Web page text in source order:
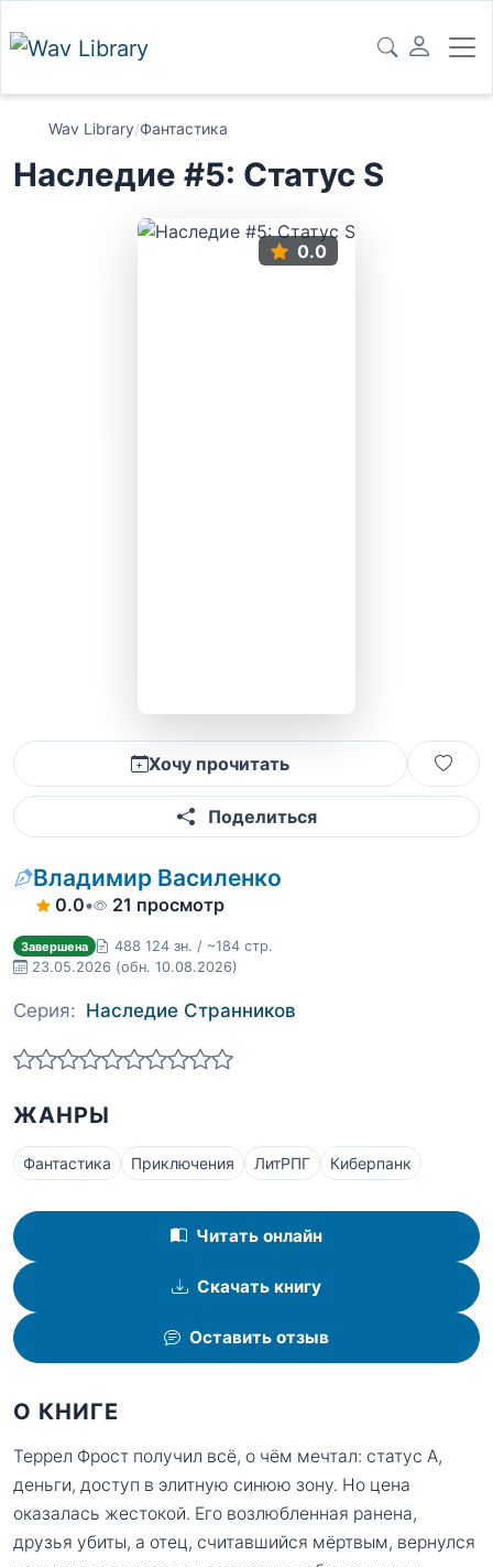
Wav Library/Фантастика
Наследие #5: Статус S
0.0
Хочу прочитать
Поделиться
Владимир Василенко
0.0• 21 просмотр
Завершена
488 124 зн. / ~184 стр.
23.05.2026 (обн. 10.08.2026)
Серия: Наследие Странников
ЖАНРЫ
Фантастика Приключения ЛитРПГ Киберпанк
Читать онлайн
Скачать книгу
Оставить отзыв
О КНИГЕ
Террел Фрост получил всё, о чём мечтал: статус А,
деньги, доступ в элитную синюю зону. Но цена
оказалась жестокой. Его возлюбленная ранена,
друзья убиты, а отец, считавшийся мёртвым, вернулся